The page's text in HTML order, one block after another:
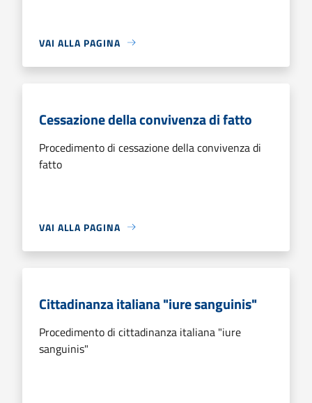
VAI ALLA PAGINA
Cessazione della convivenza di fatto
Procedimento di cessazione della convivenza di
fatto
VAI ALLA PAGINA
Cittadinanza italiana "iure sanguinis"
Procedimento di cittadinanza italiana "iure
sanguinis"